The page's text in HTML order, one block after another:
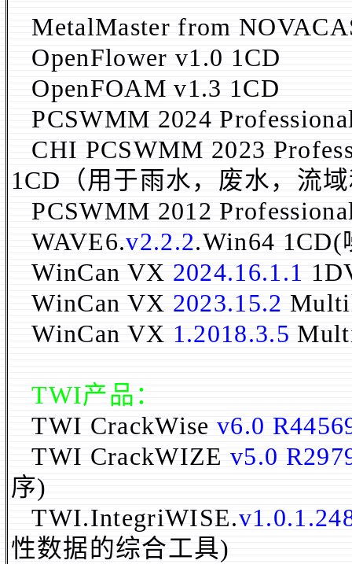
MetalMaster from
OpenFlower v1.0 1CD
OpenFOAM v1.3 1CD
PCSWMM 2024
CHI PCSWMM 2023
1CD（用于雨水，废水，流
PCSWMM 2012
WAVE6.v2.2.2.Win64
WinCan VX 2024.16.1.1
WinCan VX 2023.15.2
WinCan VX 1.2018.3.5
TWI产品：
TWI CrackWise v6.0
TWI CrackWIZE v5.0
序)
TWI.IntegriWISE.
性数据的综合工具)